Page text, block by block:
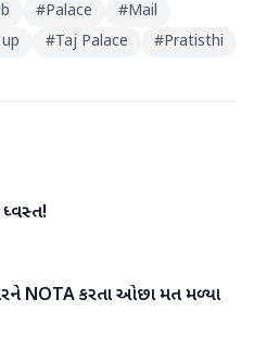
#Palace #Mail
#Taj Palace #Pratisthi
ધ્વસ્ત!
NOTA કરતા ઓછા મત મળ્યા